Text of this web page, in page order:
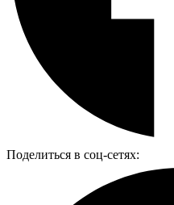
Поделиться в соц-сетях: